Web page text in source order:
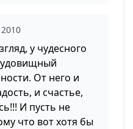
у чудесного
От него и
и счастье,
И пусть не
что вот хотя бы